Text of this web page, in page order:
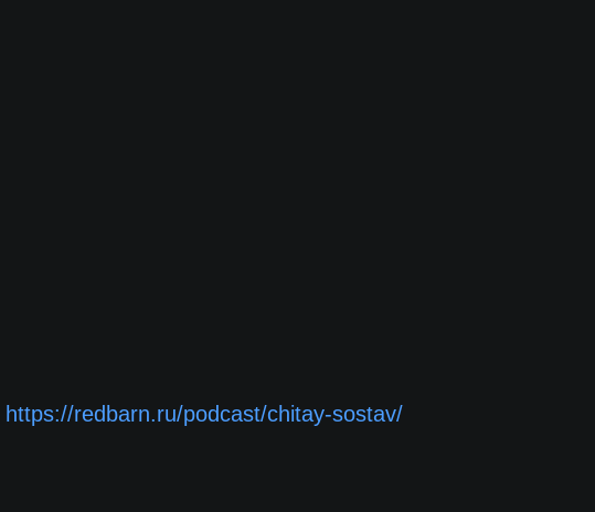
https://redbarn.ru/podcast/chitay-sostav/